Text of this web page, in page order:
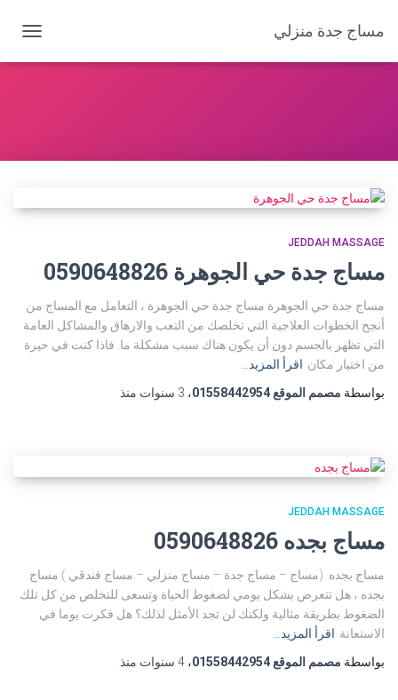
مساج جدة منزلي
التنقل
JEDDAH MASSAGE
مساج جدة حي الجوهرة 0590648826
مساج جدة حي الجوهرة مساج جدة حي الجوهرة ، التعامل مع المساج من
أنجح الخطوات العلاجية التي تخلصك من التعب والارهاق والمشاكل العامة
التي تظهر بالجسم دون أن يكون هناك سبب مشكلة ما. فاذا كنت في حيرة
من اختيار مكان اقرأ المزيد…
بواسطة مصمم الموقع 01558442954 ، 3 سنوات منذ
JEDDAH MASSAGE
مساج بجده 0590648826
مساج بجده (مساج – مساج جدة – مساج منزلي – مساج فندقي ) مساج
بجده ، هل تتعرض بشكل يومي لضغوط الحياة وتسعى للتخلص من كل تلك
الضغوط بطريقة مثالية ولكنك لن تجد الأمثل لذلك؟ هل فكرت يوما في
الاستعانة اقرأ المزيد…
بواسطة مصمم الموقع 01558442954 ، 4 سنوات منذ